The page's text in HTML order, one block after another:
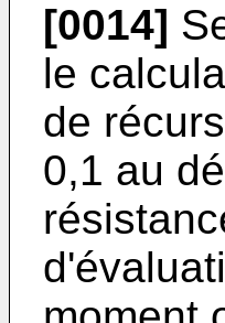
[0014]
le
de
0,1 au